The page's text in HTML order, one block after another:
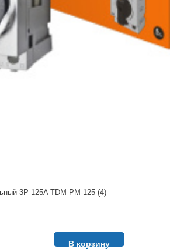
3P 125A TDM РМ-125 (4)
В корзину